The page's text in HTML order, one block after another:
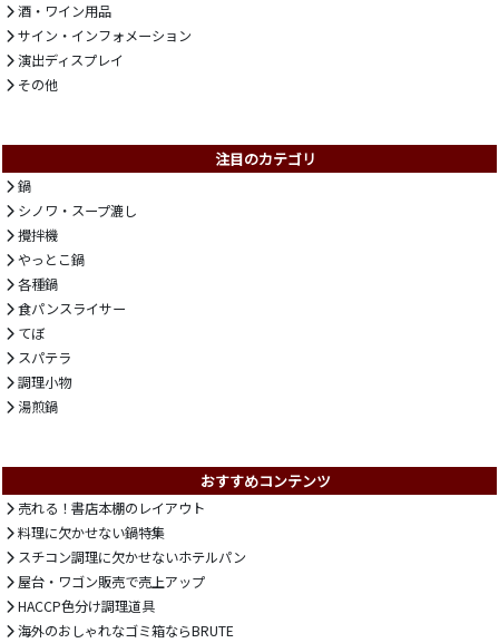
酒・ワイン用品
サイン・インフォメーション
演出ディスプレイ
その他
注目のカテゴリ
鍋
シノワ・スープ漉し
攪拌機
やっとこ鍋
各種鍋
食パンスライサー
てぼ
スパテラ
調理小物
湯煎鍋
おすすめコンテンツ
売れる！書店本棚のレイアウト
料理に欠かせない鍋特集
スチコン調理に欠かせないホテルパン
屋台・ワゴン販売で売上アップ
HACCP色分け調理道具
海外のおしゃれなゴミ箱ならBRUTE